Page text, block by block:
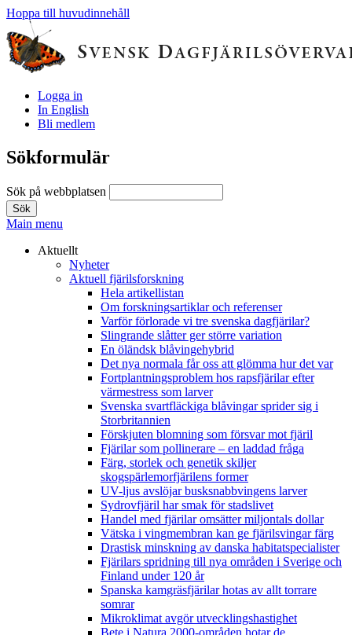
Hoppa till huvudinnehåll
Logga in
In English
Bli medlem
Sökformulär
Sök på webbplatsen
Main menu
Aktuellt
Nyheter
Aktuell fjärilsforskning
Hela artikellistan
Om forskningsartiklar och referenser
Varför förlorade vi tre svenska dagfjärilar?
Slingrande slåtter ger större variation
En öländsk blåvingehybrid
Det nya normala får oss att glömma hur det var
Fortplantningsproblem hos rapsfjärilar efter
värmestress som larver
Svenska svartfläckiga blåvingar sprider sig i
Storbritannien
Förskjuten blomning som försvar mot fjäril
Fjärilar som pollinerare – en laddad fråga
Färg, storlek och genetik skiljer
skogspärlemorfjärilens former
UV-ljus avslöjar busksnabbvingens larver
Sydrovfjäril har smak för stadslivet
Handel med fjärilar omsätter miljontals dollar
Vätska i vingmembran kan ge fjärilsvingar färg
Drastisk minskning av danska habitatspecialister
Fjärilars spridning till nya områden i Sverige och
Finland under 120 år
Spanska kamgräsfjärilar hotas av allt torrare
somrar
Mikroklimat avgör utvecklingshastighet
Bete i Natura 2000-områden hotar de